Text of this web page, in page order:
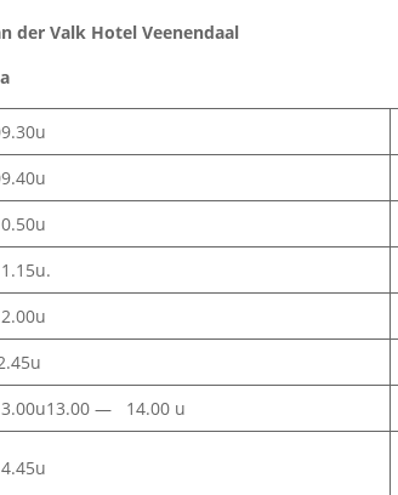
der Valk Hotel Veenendaal
— 14.00 u